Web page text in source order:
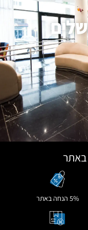
באתר
5% הנחה באתר